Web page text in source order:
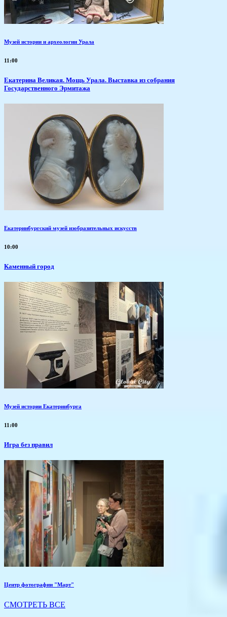
Музей истории и археологии Урала
11:00
​Екатерина Великая. Мощь Урала. Выставка из собрания
Государственного Эрмитажа
Екатеринбургский музей изобразительных искусств
10:00
Каменный город
Музей истории Екатеринбурга
11:00
​Игра без правил
Центр фотографии "Март"
СМОТРЕТЬ ВСЕ